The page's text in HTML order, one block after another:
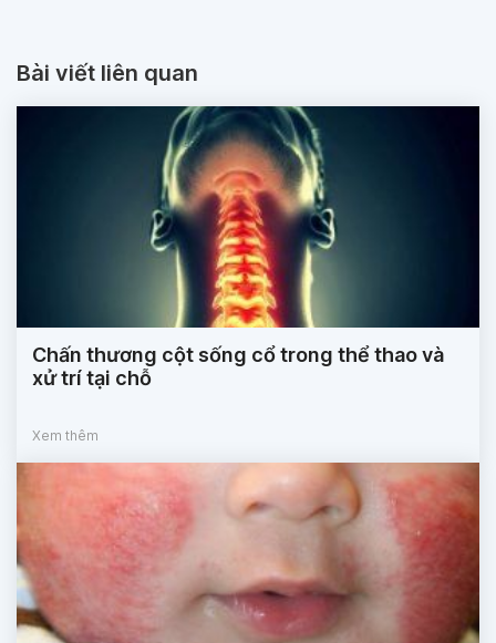
Bài viết liên quan
Chấn thương cột sống cổ trong thể thao và
xử trí tại chỗ
Xem thêm